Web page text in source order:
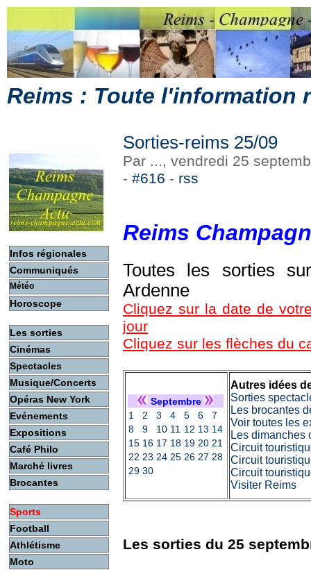
Reims : Toute l'information
Infos régionales
Communiqués
Météo
Horoscope
Les sorties
Cinémas
Spectacles
Musique/Concerts
Opéras New York
Evénements
Expositions
Café Philo
Marché livres
Brocantes
Sports
Football
Athlétisme
Moto
Sorties-reims 25/09
Par ..., vendredi 25
- #616 - rss
Reims
Toutes les sorties
Ardenne
Cliquez sur la date de
jour
Cliquez sur les flèches du
Septembre
1
2 3 4 5 6
7
8
9 10 11 12 13 14
15 16 17 18 19 20 21
22 23 24 25 26 27 28
29 30
Autres idées
Sorties
Les brocantes
Voir toutes les
Les dimanches
Circuit
Circuit
Circuit
Visiter Reims
Les sorties du 25